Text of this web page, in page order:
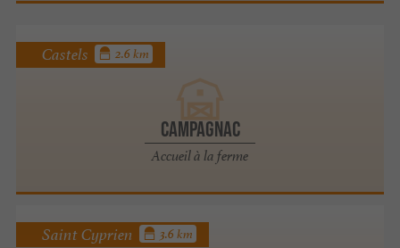
CAMPAGNAC
Accueil à la ferme
Castels 2.6 km
Saint Cyprien 3.6 km